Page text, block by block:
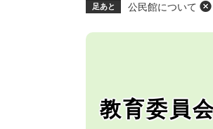
足あと 公民館について
教育委員